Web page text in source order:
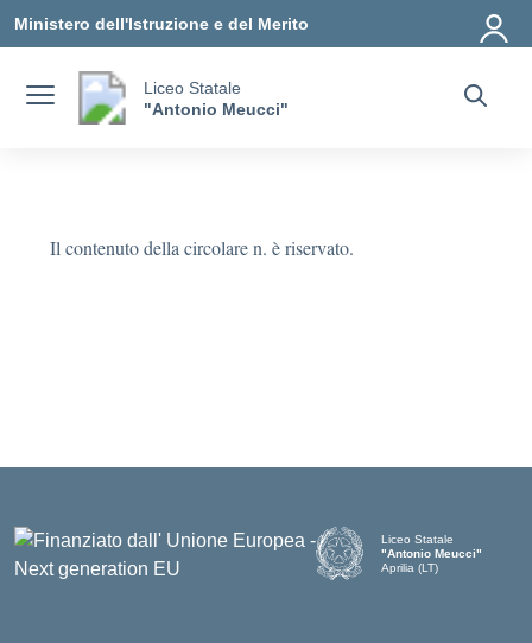
Ministero dell'Istruzione e del Merito
Liceo Statale
"Antonio Meucci"
Il contenuto della circolare n. è riservato.
Liceo Statale
"Antonio Meucci"
Aprilia (LT)